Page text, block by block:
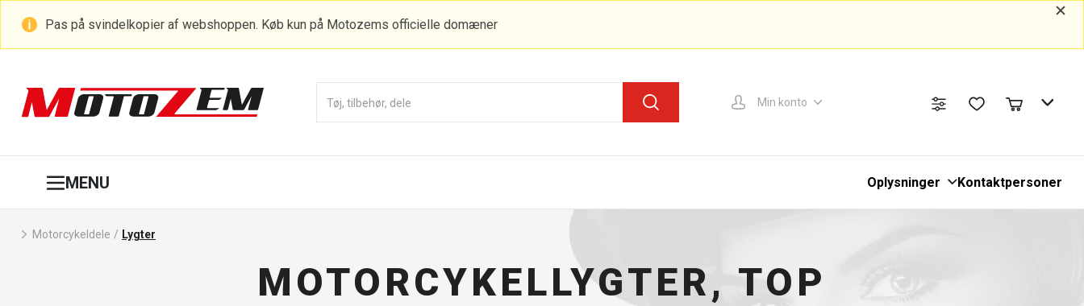
Pas på svindelkopier af webshoppen. Køb kun på Motozems officielle domæner
Min konto
MENU Oplysninger Kontaktpersoner
Motorcykeldele / Lygter
MOTORCYKELLYGTER, TOP